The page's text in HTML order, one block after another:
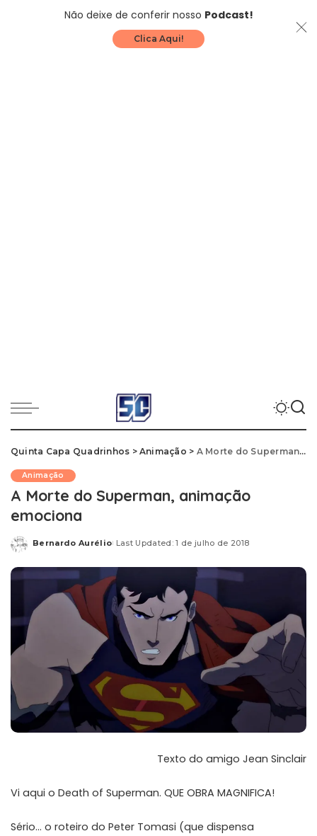
Não deixe de conferir nosso Podcast!
Clica Aqui!
Quinta Capa Quadrinhos >Animação > A Morte do Superman, animação emociona
Animação
A Morte do Superman, animação
emociona
Posted
Bernardo Aurélio Last Updated: 1 de julho de 2018
Texto do amigo Jean Sinclair
Vi aqui o Death of Superman. QUE OBRA MAGNIFICA!
Sério… o roteiro do Peter Tomasi (que dispensa